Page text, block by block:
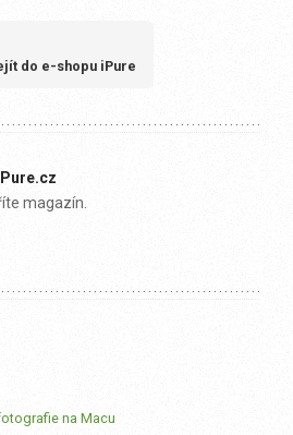
do e-shopu iPure
magazín.
na Macu